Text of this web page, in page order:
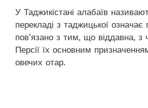
У Таджикістані алабаїв
перекладі з таджицької
пов’язано з тим, що віддавна, з
Персії їх основним
овечих отар.